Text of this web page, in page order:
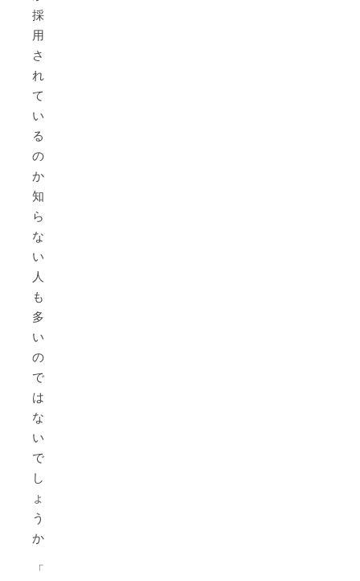
採
用
さ
れ
て
い
る
の
か
知
ら
な
い
人
も
多
い
の
で
は
な
い
で
し
ょ
う
か。
「ジ